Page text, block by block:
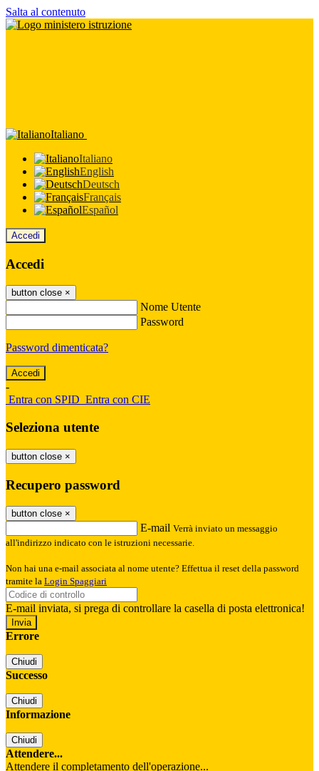
Salta al contenuto
Italiano
Italiano
English
Deutsch
Français
Español
Accedi
Accedi
button close ×
Nome Utente
Password
Password dimenticata?
-
Entra con SPID Entra con CIE
Seleziona utente
button close ×
Recupero password
button close ×
E-mail Verrà inviato un messaggio
all'indirizzo indicato con le istruzioni necessarie.
Non hai una e-mail associata al nome utente? Effettua il reset della password
tramite la Login Spaggiari
E-mail inviata, si prega di controllare la casella di posta elettronica!
Errore
Chiudi
Successo
Chiudi
Informazione
Chiudi
Attendere...
Attendere il completamento dell'operazione...